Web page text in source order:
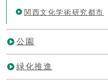
関西文化学術研究都市
公園
緑化推進